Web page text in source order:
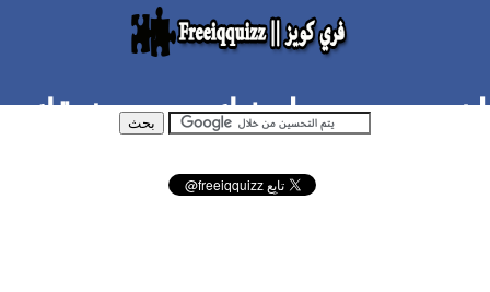
اختبري نسبة انوثتك حسب ذوقك